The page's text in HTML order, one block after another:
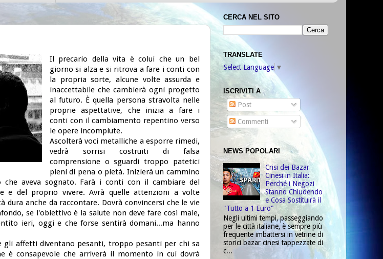
Il precario della vita è colui che un bel
giorno si alza e si ritrova a fare i conti con
la propria sorte, alcune volte assurda e
inaccettabile che cambierà ogni progetto
al futuro. È quella persona stravolta nelle
proprie aspettative, che inizia a fare i
conti con il cambiamento repentino verso
le opere incompiute.
Ascolterà voci metalliche a esporre rimedi,
vedrà sorrisi costruiti di falsa
comprensione o sguardi troppo patetici
pieni di pena o pietà. Inizierà un cammino
che aveva sognato. Farà i conti con il cambiare del
e del proprio vivere. Avrà quelle attenzioni a volte
dura anche da raccontare. Dovrà convincersi che le vie
se l'obiettivo è la salute non deve fare così male,
ieri, oggi e che forse sentirà domani...ma hanno
gli affetti diventano pesanti, troppo pesanti per chi sa
è consapevole che arriverà il momento in cui dovrà
CERCA NEL SITO
TRANSLATE
Select Language ▼
ISCRIVITI A
Post
Commenti
NEWS POPOLARI
Crisi dei Bazar
Cinesi in Italia:
Perché i Negozi
Stanno Chiudendo
e Cosa Sostituirà il
"Tutto a 1 Euro"
Negli ultimi tempi, passeggiando
per le città italiane, è sempre più
frequente imbattersi in vetrine di
storici bazar cinesi tappezzate di
c...